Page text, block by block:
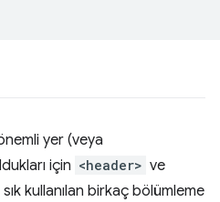
yer (veya
için <header> ve
kullanılan birkaç bölümleme